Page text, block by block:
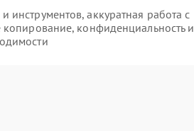
аккуратная работа с
конфиденциальность и